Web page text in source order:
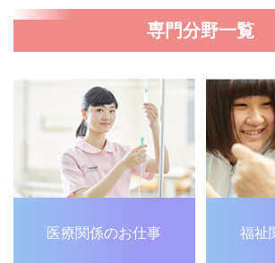
専門分野一覧
医療関係のお仕事 福祉